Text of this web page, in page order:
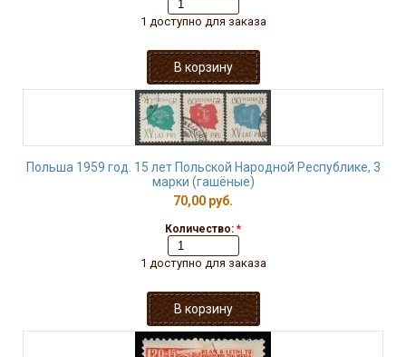
1 доступно для заказа
Польша 1959 год. 15 лет Польской Народной Республике, 3
марки (гашёные)
70,00 руб.
Количество: *
1 доступно для заказа